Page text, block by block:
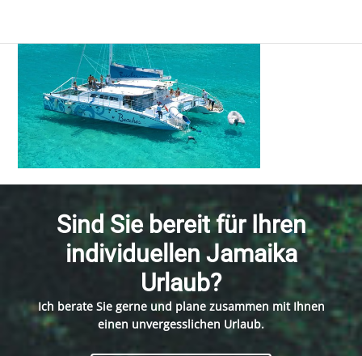
Sind Sie bereit für Ihren
individuellen Jamaika
Urlaub?
Ich berate Sie gerne und plane zusammen mit Ihnen
einen unvergesslichen Urlaub.